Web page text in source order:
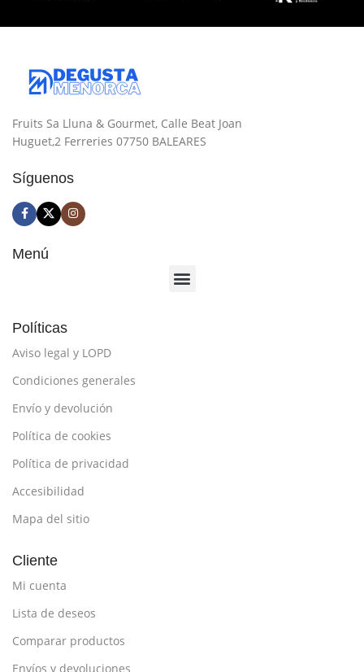
15L
Fruits Sa Lluna & Gourmet, Calle Beat Joan
Huguet,2 Ferreries 07750 BALEARES
Síguenos
Menú
Políticas
Aviso legal y LOPD
Condiciones generales
Envío y devolución
Política de cookies
Política de privacidad
Accesibilidad
Mapa del sitio
Cliente
Mi cuenta
Lista de deseos
Comparar productos
Envíos y devoluciones